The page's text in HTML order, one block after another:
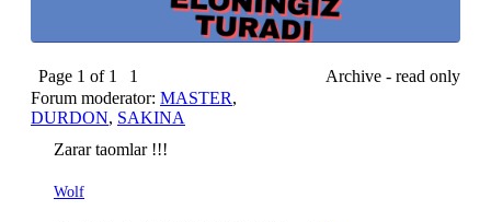
Page 1 of 1 1
Archive - read only
Forum moderator: MASTER,
DURDON, SAKINA
Zarar taomlar !!!
Wolf